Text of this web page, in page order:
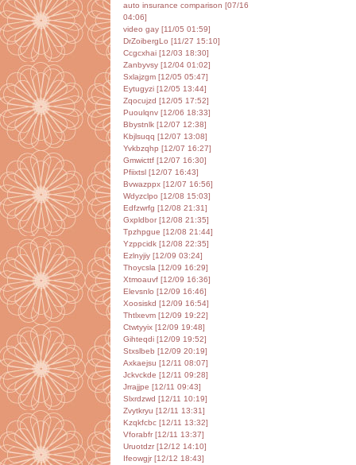
auto insurance comparison [07/16
04:06]
video gay [11/05 01:59]
DrZoibergLo [11/27 15:10]
Ccgcxhai [12/03 18:30]
Zanbyvsy [12/04 01:02]
Sxlajzgm [12/05 05:47]
Eytugyzi [12/05 13:44]
Zqocujzd [12/05 17:52]
Puoulqnv [12/06 18:33]
Bbystnlk [12/07 12:38]
Kbjlsuqq [12/07 13:08]
Yvkbzqhp [12/07 16:27]
Gmwicttf [12/07 16:30]
Pfiixtsl [12/07 16:43]
Bvwazppx [12/07 16:56]
Wdyzclpo [12/08 15:03]
Edfzwrfg [12/08 21:31]
Gxpldbor [12/08 21:35]
Tpzhpgue [12/08 21:44]
Yzppcidk [12/08 22:35]
Ezlnyjiy [12/09 03:24]
Thoycsla [12/09 16:29]
Xtmoauvf [12/09 16:36]
Elevsnlo [12/09 16:46]
Xoosiskd [12/09 16:54]
Thtlxevm [12/09 19:22]
Ctwtyyix [12/09 19:48]
Gihteqdi [12/09 19:52]
Stxslbeb [12/09 20:19]
Axkaejsu [12/11 08:07]
Jckvckde [12/11 09:28]
Jrrajjpe [12/11 09:43]
Slxrdzwd [12/11 10:19]
Zvytkryu [12/11 13:31]
Kzqkfcbc [12/11 13:32]
Vforabfr [12/11 13:37]
Uruotdzr [12/12 14:10]
Ifeowgjr [12/12 18:43]